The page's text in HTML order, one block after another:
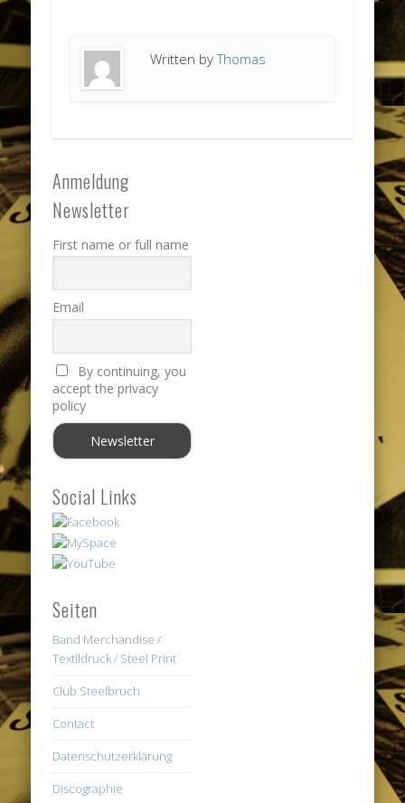
Written byThomas
Anmeldung
Newsletter
First name or full name
Email
By continuing, you
accept the privacy
policy
Social Links
Seiten
Band Merchandise /
Textildruck / Steel Print
Club Steelbruch
Contact
Datenschutzerklärung
Discographie